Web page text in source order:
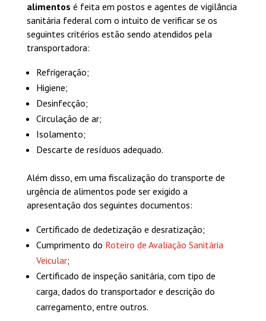
alimentos é feita em postos e agentes de vigilância
sanitária federal com o intuito de verificar se os
seguintes critérios estão sendo atendidos pela
transportadora:
Refrigeração;
Higiene;
Desinfecção;
Circulação de ar;
Isolamento;
Descarte de resíduos adequado.
Além disso, em uma fiscalização do transporte de
urgência de alimentos pode ser exigido a
apresentação dos seguintes documentos:
Certificado de dedetização e desratização;
Cumprimento do Roteiro de Avaliação Sanitária
Veicular;
Certificado de inspeção sanitária, com tipo de
carga, dados do transportador e descrição do
carregamento, entre outros.